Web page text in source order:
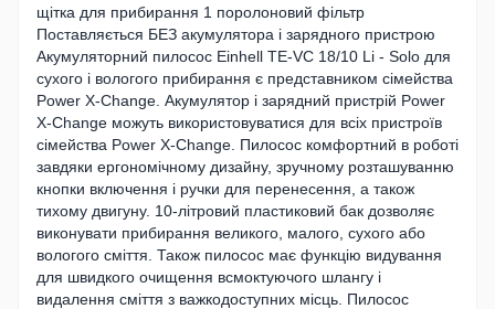
щітка для прибирання 1 поролоновий фільтр
Поставляється БЕЗ акумулятора і зарядного пристрою
Акумуляторний пилосос Einhell TE-VC 18/10 Li - Solo для
сухого і вологого прибирання є представником сімейства
Power X-Change. Акумулятор і зарядний пристрій Power
X-Change можуть використовуватися для всіх пристроїв
сімейства Power X-Change. Пилосос комфортний в роботі
завдяки ергономічному дизайну, зручному розташуванню
кнопки включення і ручки для перенесення, а також
тихому двигуну. 10-літровий пластиковий бак дозволяє
виконувати прибирання великого, малого, сухого або
вологого сміття. Також пилосос має функцію видування
для швидкого очищення всмоктуючого шлангу і
видалення сміття з важкодоступних місць. Пилосос